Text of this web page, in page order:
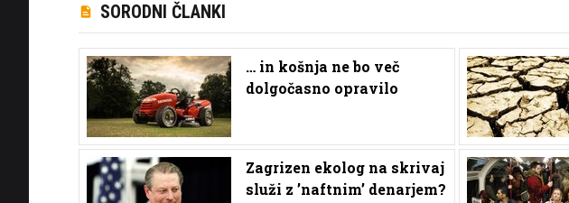
SORODNI ČLANKI
… in košnja ne bo več
dolgočasno opravilo
Zagrizen ekolog na skrivaj
služi z ’naftnim’ denarjem?